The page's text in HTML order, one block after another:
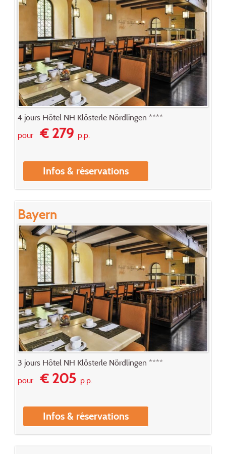
4 jours Hôtel NH Klösterle Nördlingen ****
pour€ 279p.p.
Infos & réservations
Bayern
3 jours Hôtel NH Klösterle Nördlingen ****
pour€ 205p.p.
Infos & réservations